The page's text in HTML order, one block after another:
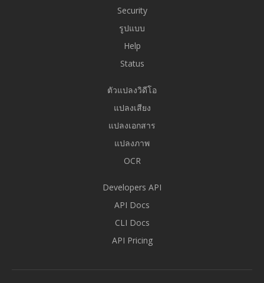
Security
รูปแบบ
Help
Status
ตัวแปลงวิดีโอ
แปลงเสียง
แปลงเอกสาร
แปลงภาพ
OCR
Developers API
API Docs
CLI Docs
API Pricing